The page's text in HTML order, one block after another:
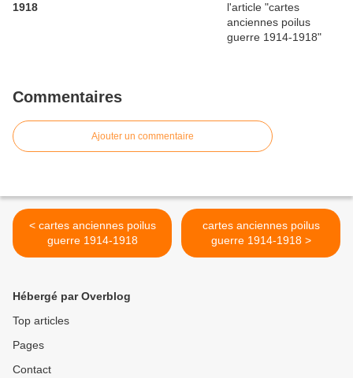
1918
Commentaires
Ajouter un commentaire
< cartes anciennes poilus
guerre 1914-1918
cartes anciennes poilus
guerre 1914-1918 >
Hébergé par Overblog
Top articles
Pages
Contact